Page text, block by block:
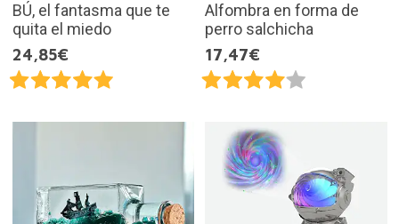
BÚ, el fantasma que te
quita el miedo
24,85€
Alfombra en forma de
perro salchicha
17,47€